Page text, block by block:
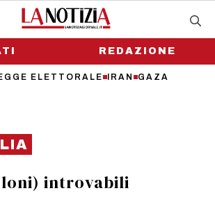
ELETTORALE IRAN GAZA
REDAZIONE
introvabili